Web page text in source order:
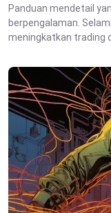
Panduan mendetail
berpengalaman.
meningkatkan trading